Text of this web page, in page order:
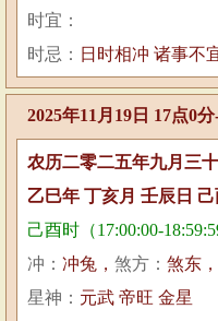
时宜：
时忌： 日时相冲 诸事不
2025年11月19日 17点0
农历二零二五年九月三
乙巳年 丁亥月 壬辰日
己酉时（17:00:00-
冲： 冲兔， 煞方： 煞东，
星神： 元武 帝旺 金星